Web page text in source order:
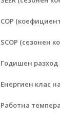
COP
SCOP (сезонен
Годишен
Енергиен клас
Работна